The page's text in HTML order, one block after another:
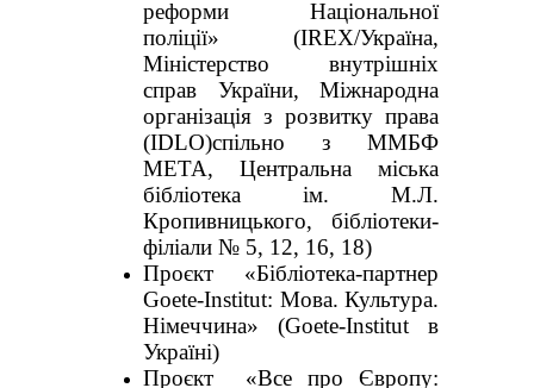
реформи Національної
поліції» (IREX/Україна,
Міністерство внутрішніх
справ України, Міжнародна
організація з розвитку права
(IDLO)спільно з ММБФ
МЕТА, Центральна міська
бібліотека ім. М.Л.
Кропивницького, бібліотеки-
філіали № 5, 12, 16, 18)
Проєкт «Бібліотека-партнер
Goete-Institut: Мова. Культура.
Німеччина» (Goete-Institut в
Україні)
Проєкт «Все про Європу: